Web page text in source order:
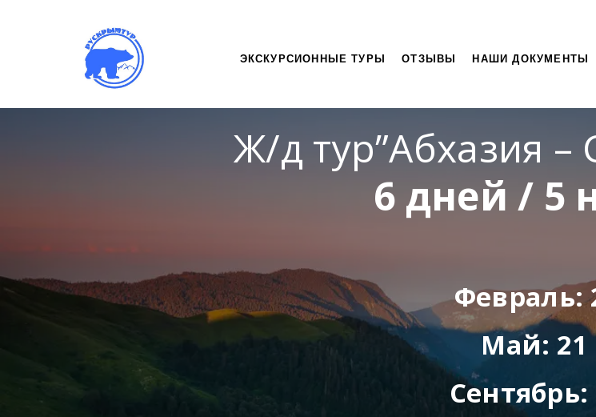
ЭКСКУРСИОННЫЕ ТУРЫ ОТЗЫВЫ НАШИ ДОКУМЕНТЫ
Ж/д тур”Абхазия –
6 дней / 5
Февраль:
Май: 21
Сентябрь: